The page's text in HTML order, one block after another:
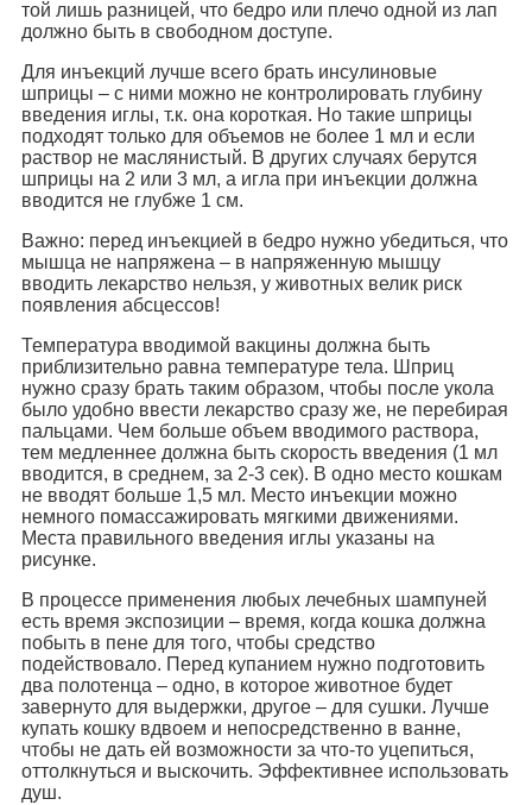
той лишь разницей, что бедро или плечо одной из лап
должно быть в свободном доступе.
Для инъекций лучше всего брать инсулиновые
шприцы – с ними можно не контролировать глубину
введения иглы, т.к. она короткая. Но такие шприцы
подходят только для объемов не более 1 мл и если
раствор не маслянистый. В других случаях берутся
шприцы на 2 или 3 мл, а игла при инъекции должна
вводится не глубже 1 см.
Важно: перед инъекцией в бедро нужно убедиться, что
мышца не напряжена – в напряженную мышцу
вводить лекарство нельзя, у животных велик риск
появления абсцессов!
Температура вводимой вакцины должна быть
приблизительно равна температуре тела. Шприц
нужно сразу брать таким образом, чтобы после укола
было удобно ввести лекарство сразу же, не перебирая
пальцами. Чем больше объем вводимого раствора,
тем медленнее должна быть скорость введения (1 мл
вводится, в среднем, за 2-3 сек). В одно место кошкам
не вводят больше 1,5 мл. Место инъекции можно
немного помассажировать мягкими движениями.
Места правильного введения иглы указаны на
рисунке.
В процессе применения любых лечебных шампуней
есть время экспозиции – время, когда кошка должна
побыть в пене для того, чтобы средство
подействовало. Перед купанием нужно подготовить
два полотенца – одно, в которое животное будет
завернуто для выдержки, другое – для сушки. Лучше
купать кошку вдвоем и непосредственно в ванне,
чтобы не дать ей возможности за что-то уцепиться,
оттолкнуться и выскочить. Эффективнее использовать
душ.